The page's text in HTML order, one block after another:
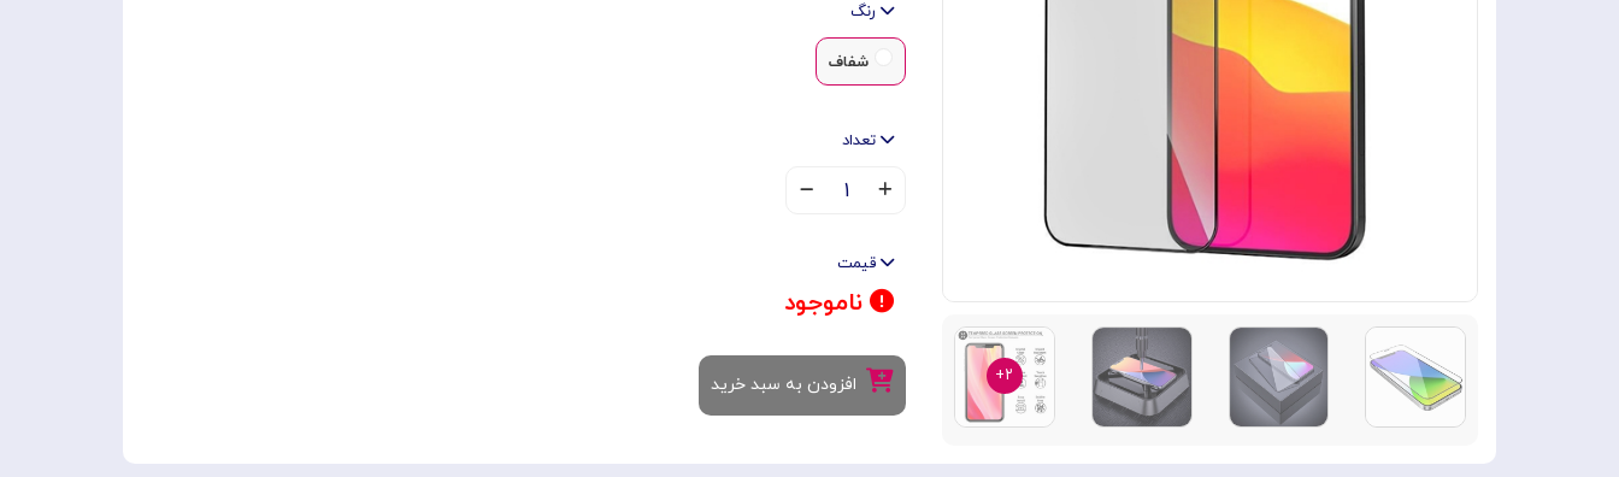
۲+
رنگ
شفاف
تعداد
۱
قیمت
ناموجود
افزودن به سبد خرید